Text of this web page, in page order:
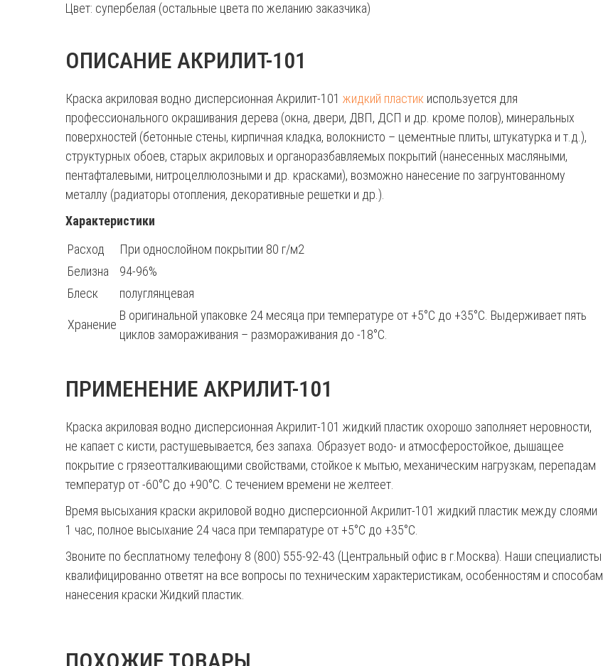
Цвет: супербелая (остальные цвета по желанию заказчика)
ОПИСАНИЕ АКРИЛИТ-101
Краска акриловая водно дисперсионная Акрилит-101 жидкий пластик используется для
профессионального окрашивания дерева (окна, двери, ДВП, ДСП и др. кроме полов), минеральных
поверхностей (бетонные стены, кирпичная кладка, волокнисто – цементные плиты, штукатурка и т.д.),
структурных обоев, старых акриловых и органоразбавляемых покрытий (нанесенных масляными,
пентафталевыми, нитроцеллюлозными и др. красками), возможно нанесение по загрунтованному
металлу (радиаторы отопления, декоративные решетки и др.).
Характеристики
Расход
При однослойном покрытии 80 г/м2
Белизна
94-96%
Блеск
полуглянцевая
Хранение
В оригинальной упаковке 24 месяца при температуре от +5°С до +35°С. Выдерживает пять
циклов замораживания – размораживания до -18°С.
ПРИМЕНЕНИЕ АКРИЛИТ-101
Краска акриловая водно дисперсионная Акрилит-101 жидкий пластик охорошо заполняет неровности,
не капает с кисти, растушевывается, без запаха. Образует водо- и атмосферостойкое, дышащее
покрытие с грязеотталкивающими свойствами, стойкое к мытью, механическим нагрузкам, перепадам
температур от -60°С до +90°С. С течением времени не желтеет.
Время высыхания краски акриловой водно дисперсионной Акрилит-101 жидкий пластик между слоями
1 час, полное высыхание 24 часа при темпаратуре от +5°С до +35°С.
Звоните по бесплатному телефону 8 (800) 555-92-43 (Центральный офис в г.Москва). Наши специалисты
квалифицированно ответят на все вопросы по техническим характеристикам, особенностям и способам
нанесения краски Жидкий пластик.